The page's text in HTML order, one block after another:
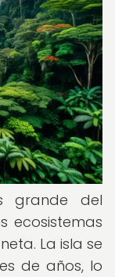
grande del
ecosistemas
La isla se
de años, lo